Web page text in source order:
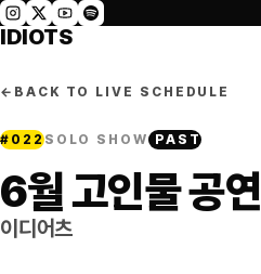
IDIOTS
← BACK TO LIVE SCHEDULE
# 022SOLO SHOW PAST
6월 고인물 공연
이디어츠